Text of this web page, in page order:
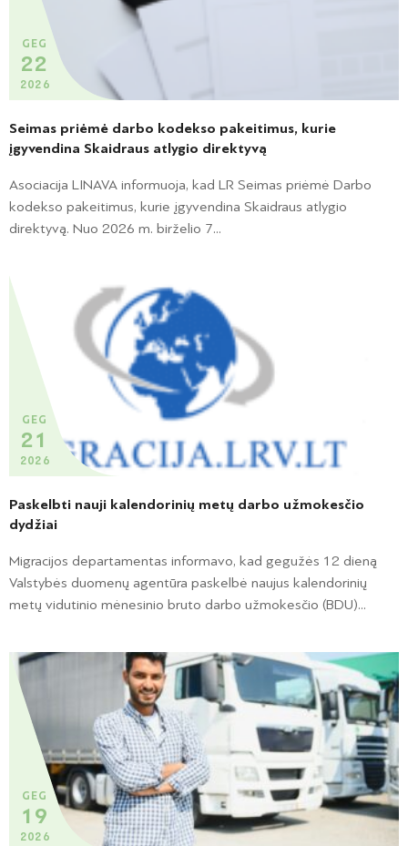
GEG
22
2026
Seimas priėmė darbo kodekso pakeitimus, kurie
įgyvendina Skaidraus atlygio direktyvą
Asociacija LINAVA informuoja, kad LR Seimas priėmė Darbo
kodekso pakeitimus, kurie įgyvendina Skaidraus atlygio
direktyvą. Nuo 2026 m. birželio 7...
GEG
21
2026
Paskelbti nauji kalendorinių metų darbo užmokesčio
dydžiai
Migracijos departamentas informavo, kad gegužės 12 dieną
Valstybės duomenų agentūra paskelbė naujus kalendorinių
metų vidutinio mėnesinio bruto darbo užmokesčio (BDU)...
GEG
19
2026